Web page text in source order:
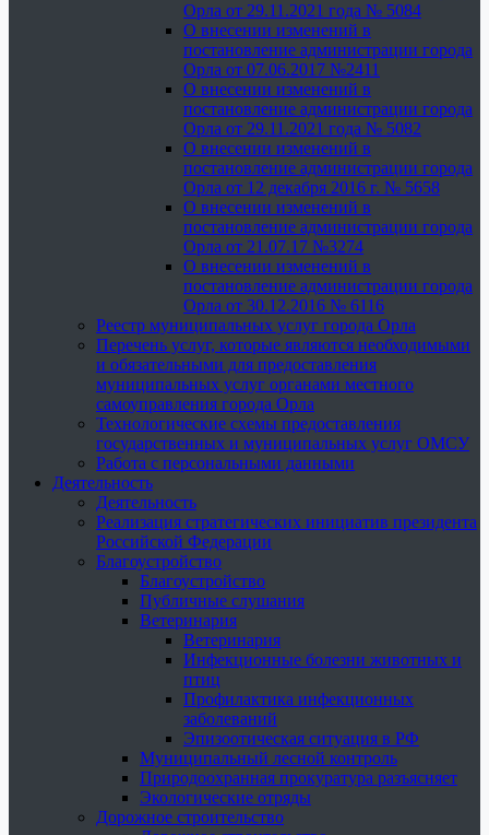
Орла от 29.11.2021 года № 5084
О внесении изменений в
постановление администрации города
Орла от 07.06.2017 №2411
О внесении изменений в
постановление администрации города
Орла от 29.11.2021 года № 5082
О внесении изменений в
постановление администрации города
Орла от 12 декабря 2016 г. № 5658
О внесении изменений в
постановление администрации города
Орла от 21.07.17 №3274
О внесении изменений в
постановление администрации города
Орла от 30.12.2016 № 6116
Реестр муниципальных услуг города Орла
Перечень услуг, которые являются необходимыми
и обязательными для предоставления
муниципальных услуг органами местного
самоуправления города Орла
Технологические схемы предоставления
государственных и муниципальных услуг ОМСУ
Работа с персональными данными
Деятельность
Деятельность
Реализация стратегических инициатив президента
Российской Федерации
Благоустройство
Благоустройство
Публичные слушания
Ветеринария
Ветеринария
Инфекционные болезни животных и
птиц
Профилактика инфекционных
заболеваний
Эпизоотическая ситуация в РФ
Муниципальный лесной контроль
Природоохранная прокуратура разъясняет
Экологические отряды
Дорожное строительство